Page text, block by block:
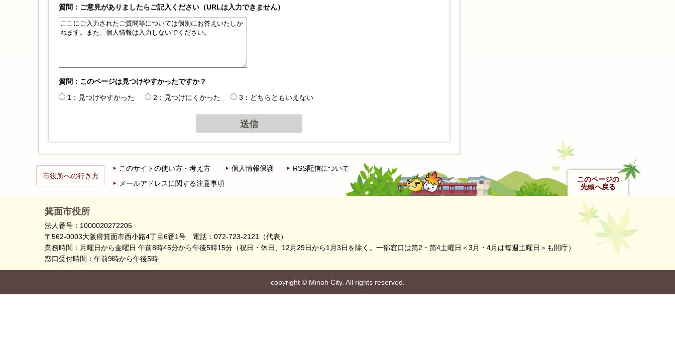
質問：ご意見がありましたらご記入ください（URLは入力できません）
質問：このページは見つけやすかったですか？
1：見つけやすかった
2：見つけにくかった 3：どちらともいえない
このページの
先頭へ戻る
市役所への行き方
このサイトの使い方・考え方 個人情報保護
RSS配信について
メールアドレスに関する注意事項
箕面市役所
法人番号：1000020272205
〒562-0003大阪府箕面市西小路4丁目6番1号 電話：072-723-2121（代表）
業務時間：月曜日から金曜日 午前8時45分から午後5時15分 （祝日・休日、12月29日から1月3日を除く。 一部窓口は第2・第4土曜日＜3月・4月は毎週土曜日＞も開庁）
窓口受付時間：午前9時から午後5時
copyright ©Minoh City. All rights reserved.